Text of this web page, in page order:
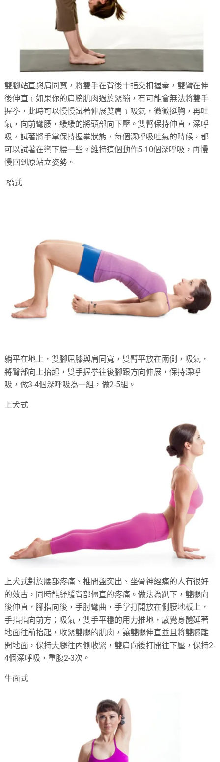
雙腳站直與肩同寬，將雙手在背後十指交扣握拳，雙臂在伸
後伸直﹝如果你的肩膀肌肉過於緊繃，有可能會無法將雙手
握拳，此時可以慢慢試著伸展雙肩﹞吸氣，微微挺胸，再吐
氣，向前彎腰，緩緩的將頭部向下壓。雙臂保持伸直，深呼
吸，試著將手掌保持握拳狀態，每個深呼吸吐氣的時候，都
可以試著在彎下腰一些。維持這個動作5-10個深呼吸，再慢
慢回到原站立姿勢。
橋式
躺平在地上，雙腳屈膝與肩同寬，雙臂平放在兩側，吸氣，
將臀部向上抬起，雙手握拳往後腳跟方向伸展，保持深呼
吸，做3-4個深呼吸為一組，做2-5組。
上犬式
上犬式對於腰部疼痛、椎間盤突出、坐骨神經痛的人有很好
的效古，同時能紓緩背部僵直的疼痛。做法為趴下，雙腿向
後伸直，腳指向後，手肘彎曲，手掌打開放在側腰地板上，
手指指向前方；吸氣，雙手平穩的用力推地，感覺身體延著
地面往前抬起，收緊雙腿的肌肉，讓雙腿伸直並且將雙膝離
開地面，保持大腿往內側收緊，雙肩向後打開往下壓，保持2-
4個深呼吸，重腹2-3次。
牛面式